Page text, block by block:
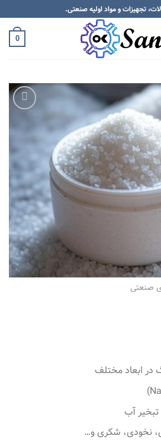
Skip
to
content
تجهیزات و مواد اولیه صنعتی.
0
Add to
wishlist
صنعتی
در ابعاد مختلف
آب
نخودی، شکری و…